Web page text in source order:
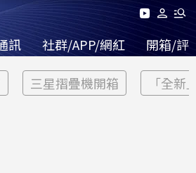
訊 社群/APP/網紅 開箱/評
三星摺疊機開箱 「全新